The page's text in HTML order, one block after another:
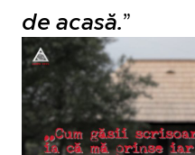
de acasă.”